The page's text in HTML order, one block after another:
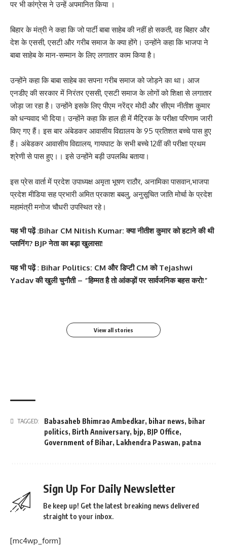
पर भी कांग्रेस ने उन्हें अपमानित किया ।
‎बिहार के मंत्री ने कहा कि जो पार्टी बाबा साहेब की नहीं हो सकती, वह बिहार और
देश के एससी, एसटी और गरीब समाज के क्या होंगे। उन्होंने कहा कि भाजपा ने
बाबा साहेब के मान-सम्मान के लिए लगातार काम किया है।
‎उन्होंने कहा कि बाबा साहेब का सपना गरीब समाज को जोड़ने का था। आज
एनडीए की सरकार में निरंतर एससी, एसटी समाज के लोगों को शिक्षा से लगातार
जोड़ा जा रहा है। उन्होंने इसके लिए पीएम नरेंद्र मोदी और सीएम नीतीश कुमार
को धन्यवाद भी दिया। उन्होंने कहा कि हाल ही में मैट्रिक के परीक्षा परिणाम जारी
किए गए हैं। इस बार अंबेडकर आवासीय विद्यालय के 95 प्रतिशत बच्चे पास हुए
हैं। अंबेडकर आवासीय विद्यालय, गायघाट के सभी बच्चे 12वीं की परीक्षा प्रथम
श्रेणी से पास हुए।। इसे उन्होंने बड़ी उपलब्धि बताया।
‎इस प्रेस वार्ता में प्रदेश उपाध्यक्ष अमृता भूषण राठौर, अनामिका पासवान,भाजपा
प्रदेश मीडिया सह प्रभारी अमित प्रकाश बबलु, अनुसूचित जाति मोर्चा के प्रदेश
महामंत्री मनोज चौधरी उपस्थित रहे।
यह भी पढ़ें:Bihar CM Nitish Kumar: क्या नीतीश कुमार को हटाने की थी
प्लानिंग? BJP नेता का बड़ा खुलासा!
यह भी पढ़ें: Bihar Politics: CM और डिप्टी CM को Tejashwi
Yadav की खुली चुनौती – “हिम्मत है तो आंकड़ों पर सार्वजनिक बहस करो!”
सोनम कपूर ने शर्ट के बटन
खोलकर बेबी बंप फ्लॉन्ट किया
श्वेता तिवारी ने सोशल मीडिया
पर फिर लगाई आग, फोटो तेजी
से Viral
Salman Khan की बर्थडे
पार्टी में लगा सितारों का मेला,
श्वेता तिवारी ने सोशल मीडिया
पर लगाई आग फोटो वायरल
View all stories
TAGGED: Babasaheb Bhimrao Ambedkar, bihar news, bihar
politics, Birth Anniversary, bjp, BJP Office,
Government of Bihar, Lakhendra Paswan, patna
Sign Up For Daily Newsletter
Be keep up! Get the latest breaking news delivered
straight to your inbox.
[mc4wp_form]